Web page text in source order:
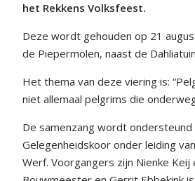
het Rekkens Volksfeest.
Deze wordt gehouden op 21
de Piepermolen, naast de
Het thema van deze viering is:
niet allemaal pelgrims die
De samenzang wordt
Gelegenheidskoor onder leiding
Werf. Voorgangers zijn Nienke Keij